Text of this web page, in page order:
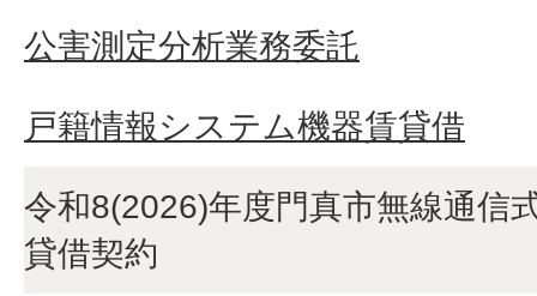
公害測定分析業務委託
戸籍情報システム機器賃貸借
令和8(2026)年度門真市無線通信
貸借契約